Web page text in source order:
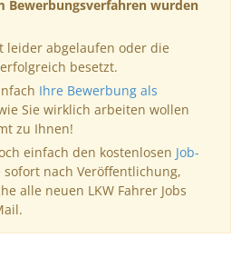
Bewerbungsverfahren wurden
leider abgelaufen oder die
besetzt.
Ihre Bewerbung als
Sie wirklich arbeiten wollen
zu Ihnen!
einfach den kostenlosen Job-
nach Veröffentlichung,
alle neuen LKW Fahrer Jobs